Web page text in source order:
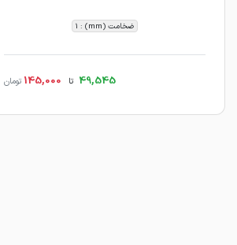
ضخامت (mm) : 1
49,545 تا 145,000 تومان